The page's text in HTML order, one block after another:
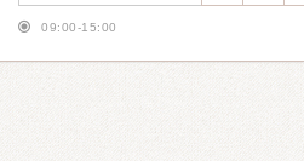
09:00-15:00